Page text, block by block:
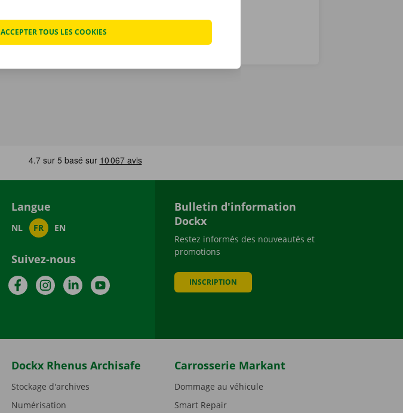
Langue
NL FR EN
Suivez-nous
FacebookInstagramLinkedInYouTube
Bulletin d'information
Dockx
Restez informés des nouveautés et
promotions
INSCRIPTION
Dockx Rhenus Archisafe
Stockage d'archives
Numérisation
Carrosserie Markant
Dommage au véhicule
Smart Repair
ACCEPTER TOUS LES COOKIES